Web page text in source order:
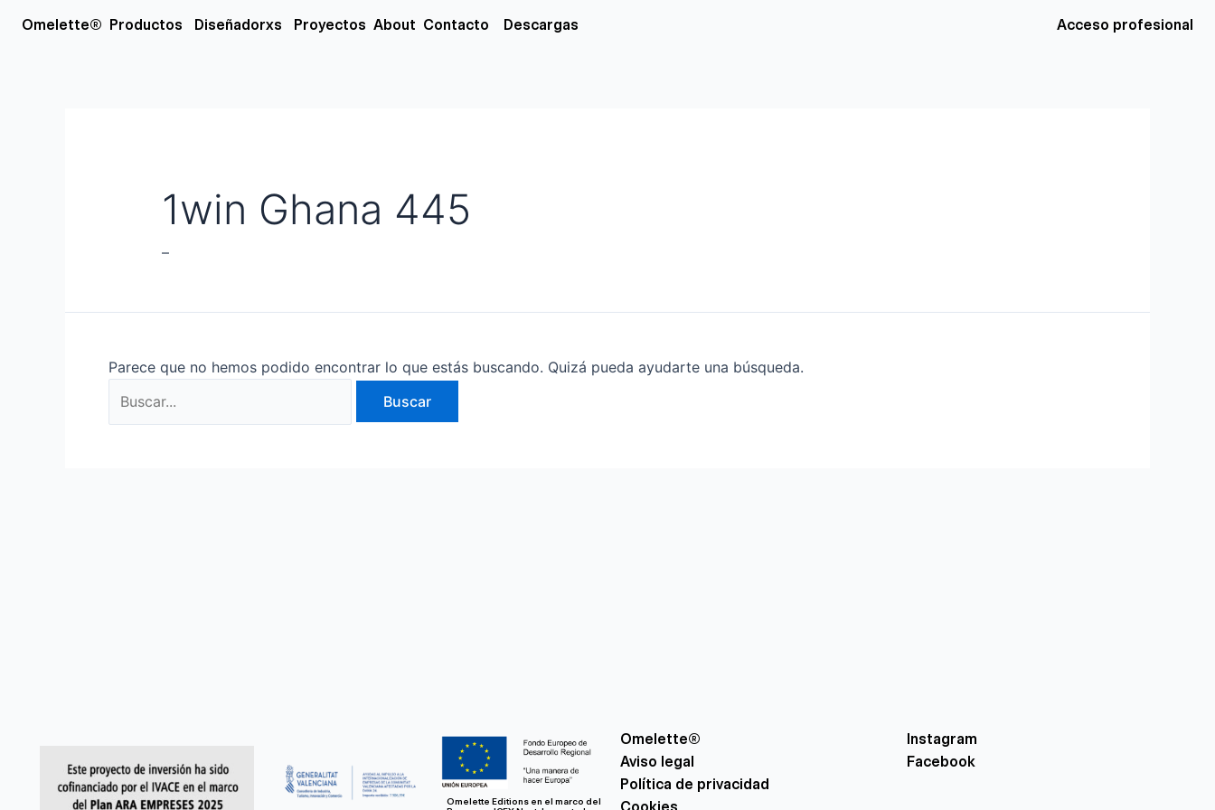
Omelette® Productos Open Productos
Diseñadorxs Open Diseñadorxs
Proyectos About Contacto Descargas Acceso profesional
1win Ghana 445
–
Parece que no hemos podido encontrar lo que estás buscando. Quizá pueda ayudarte una búsqueda.
por:
Omelette Editions en el marco del
Omelette®
Aviso legal
Política de privacidad
Instagram
Facebook